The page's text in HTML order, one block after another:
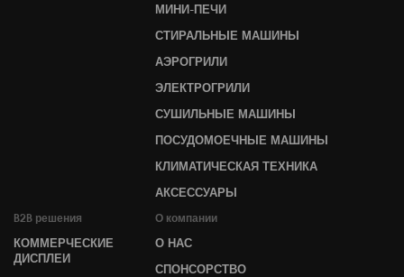
МИНИ-ПЕЧИ
СТИРАЛЬНЫЕ МАШИНЫ
АЭРОГРИЛИ
ЭЛЕКТРОГРИЛИ
СУШИЛЬНЫЕ МАШИНЫ
ПОСУДОМОЕЧНЫЕ МАШИНЫ
КЛИМАТИЧЕСКАЯ ТЕХНИКА
АКСЕССУАРЫ
B2B решения
КОММЕРЧЕСКИЕ
ДИСПЛЕИ
О компании
О НАС
СПОНСОРСТВО